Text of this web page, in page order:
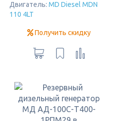
Двигатель: MD Diesel MDN
110 4LT
Получить скидку